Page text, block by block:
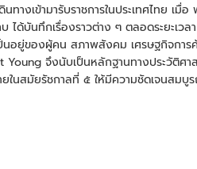
ทางเข้ามารับราชการในประเทศไทย เ
ได้บันทึกเรื่องราวต่าง ๆ ตลอดระยะเว
อยู่ของผู้คน สภาพสังคม เศรษฐกิจการ
Young จึงนับเป็นหลักฐานทางประวัติศ
ในสมัยรัชกาลที่ ๕ ให้มีความชัดเจนสมบู